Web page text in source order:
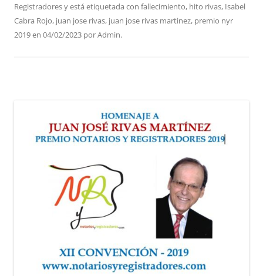
Registradoresy está etiquetada con fallecimiento, hito rivas, Isabel
Cabra Rojo, juan jose rivas, juan jose rivas martinez, premio nyr
2019en 04/02/2023 porAdmin.